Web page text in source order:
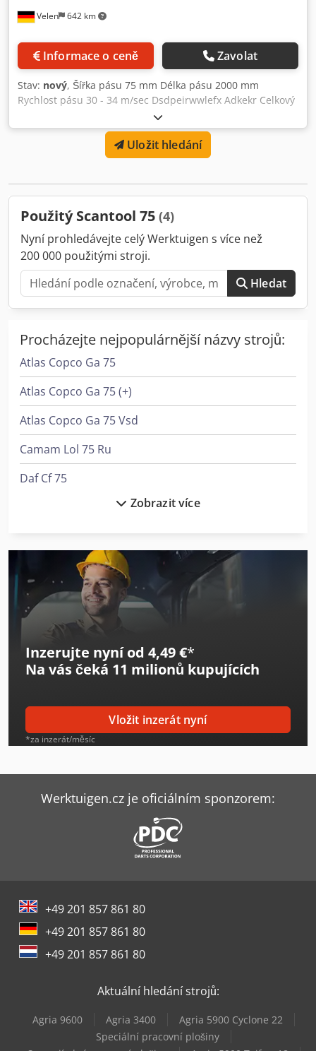
Velen 642 km
Informace o ceně Zavolat
Stav: nový, Šířka pásu 75 mm Délka pásu 2000 mm
Rychlost pásu 30 - 34 m/sec Dsdpeirwwlefx Adkekr Celkový
potřebný výkon 4,1 HP Hmotnost stroje cca 75 kg Potřebný
prostor cca 1,2 x 0,5 x 0,85 m Průmyslová podlahová
pásová bruska s následujícími výhodami: - Dánská špičková
kvalita - Samostatné nouzové vypnutí - Motorová brzda -
Snadné nastavení - Rychlá a snadná výměna brusného
bezpečnost
Uložit hledání
Použitý Scantool 75 (4)
Nyní prohledávejte celý Werktuigen s více než
200 000 použitými stroji.
Hledat
Procházejte nejpopulárnější názvy strojů:
Atlas Copco Ga 75
Atlas Copco Ga 75 (+)
Atlas Copco Ga 75 Vsd
Camam Lol 75 Ru
Daf Cf 75
Flott Tsb 250 P
Gildemeister Mf Sprint 65
Gildemeister Twin 65
Graule As 450
Index Ms22-6
Iveco Eurocargo 75
Kapema Bm 25
Lissmac Sbm-L 1000 G1S2
Scantool 150X
Scantool 75X
Scm Class S 630
Scm Startech Cn V
Zobrazit více
Inzerujte nyní od 4,49 €*
Na vás čeká 11 milionů kupujících
Vložit inzerát nyní
*za inzerát/měsíc
Werktuigen.cz je oficiálním sponzorem:
+49 201 857 861 80
+49 201 857 861 80
+49 201 857 861 80
Aktuální hledání strojů:
Agria 9600 Agria 3400
Agria 5900 Cyclone 22
Speciální pracovní plošiny